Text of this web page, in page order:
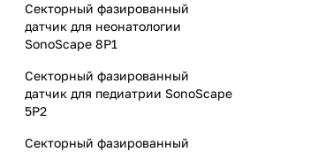
Секторный фазированный
датчик для неонатологии
SonoScape 8P1
Секторный фазированный
датчик для педиатрии SonoScape
5P2
Секторный фазированный